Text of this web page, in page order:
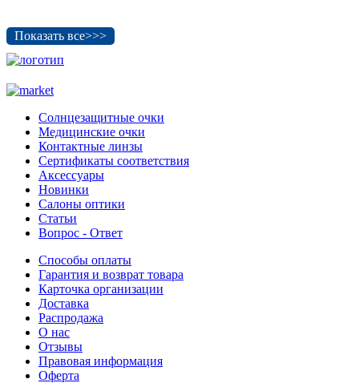
Показать все>>>
Солнцезащитные очки
Медицинские очки
Контактные линзы
Сертификаты соответствия
Аксессуары
Новинки
Салоны оптики
Статьи
Вопрос - Ответ
Способы оплаты
Гарантия и возврат товара
Карточка организации
Доставка
Распродажа
О нас
Отзывы
Правовая информация
Оферта